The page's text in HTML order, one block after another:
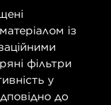
із
фільтри
у
до